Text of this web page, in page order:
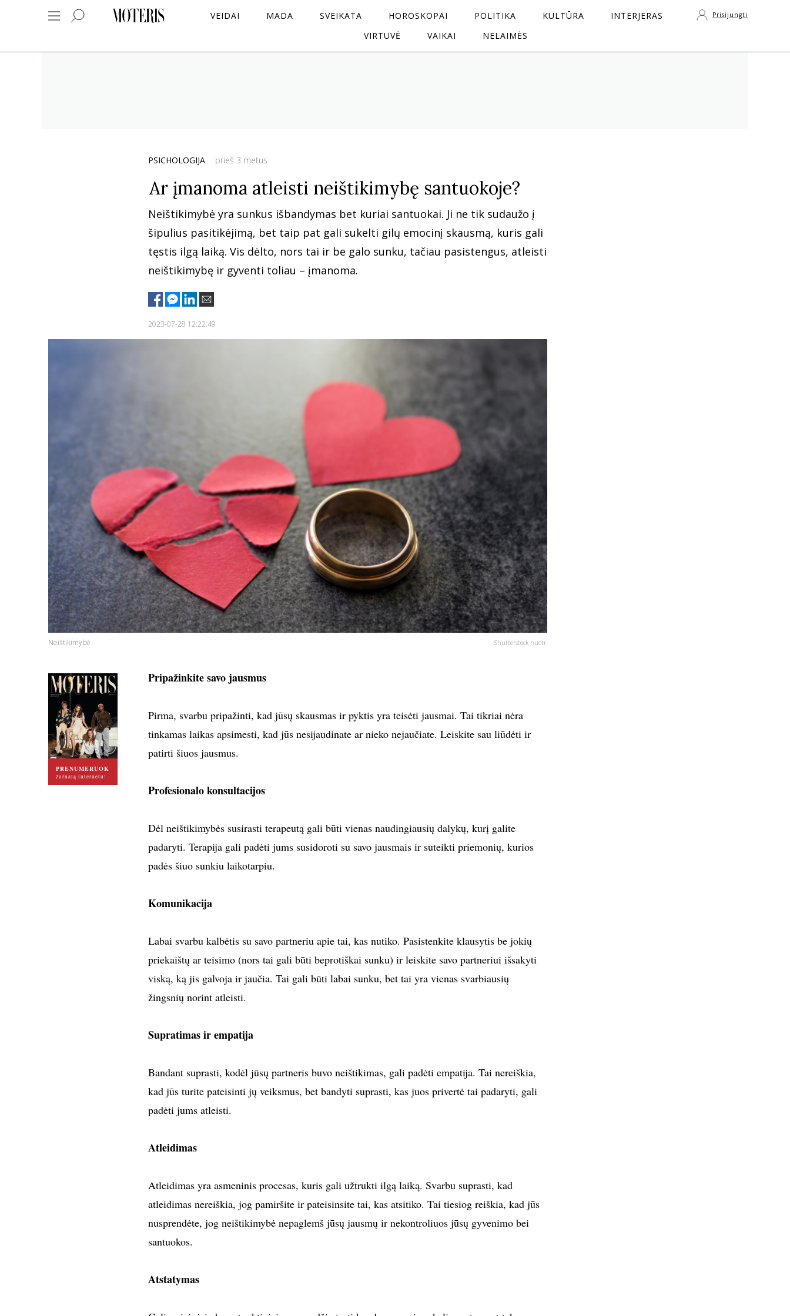
VEIDAI MADA SVEIKATA HOROSKOPAI POLITIKA KULTŪRA
INTERJERAS
VIRTUVĖ
VAIKAI NELAIMĖS
Prisijungti
PSICHOLOGIJA prieš 3 metus
Ar įmanoma atleisti neištikimybę santuokoje?
Neištikimybė yra sunkus išbandymas bet kuriai santuokai. Ji ne tik sudaužo į
šipulius pasitikėjimą, bet taip pat gali sukelti gilų emocinį skausmą, kuris gali
tęstis ilgą laiką. Vis dėlto, nors tai ir be galo sunku, tačiau pasistengus, atleisti
neištikimybę ir gyventi toliau – įmanoma.
2023-07-28 12:22:49
Neištikimybė Shutterstock nuotr.
PRENUMERUOK
žurnalą internetu!
Pripažinkite savo jausmus
Pirma, svarbu pripažinti, kad jūsų skausmas ir pyktis yra teisėti jausmai. Tai tikriai nėra
tinkamas laikas apsimesti, kad jūs nesijaudinate ar nieko nejaučiate. Leiskite sau liūdėti ir
patirti šiuos jausmus.
Profesionalo konsultacijos
Dėl neištikimybės susirasti terapeutą gali būti vienas naudingiausių dalykų, kurį galite
padaryti. Terapija gali padėti jums susidoroti su savo jausmais ir suteikti priemonių, kurios
padės šiuo sunkiu laikotarpiu.
Komunikacija
Labai svarbu kalbėtis su savo partneriu apie tai, kas nutiko. Pasistenkite klausytis be jokių
priekaištų ar teisimo (nors tai gali būti beprotiškai sunku) ir leiskite savo partneriui išsakyti
viską, ką jis galvoja ir jaučia. Tai gali būti labai sunku, bet tai yra vienas svarbiausių
žingsnių norint atleisti.
Supratimas ir empatija
Bandant suprasti, kodėl jūsų partneris buvo neištikimas, gali padėti empatija. Tai nereiškia,
kad jūs turite pateisinti jų veiksmus, bet bandyti suprasti, kas juos privertė tai padaryti, gali
padėti jums atleisti.
Atleidimas
Atleidimas yra asmeninis procesas, kuris gali užtrukti ilgą laiką. Svarbu suprasti, kad
atleidimas nereiškia, jog pamiršite ir pateisinsite tai, kas atsitiko. Tai tiesiog reiškia, kad jūs
nusprendėte, jog neištikimybė nepaglemš jūsų jausmų ir nekontroliuos jūsų gyvenimo bei
santuokos.
Atstatymas